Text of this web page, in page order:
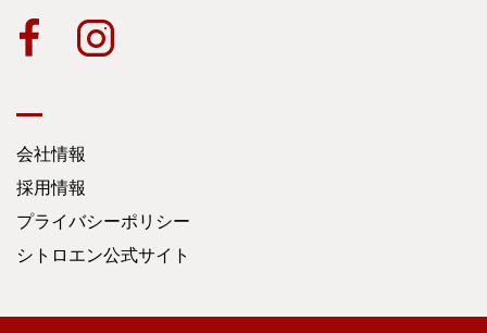
会社情報
採用情報
プライバシーポリシー
シトロエン公式サイト